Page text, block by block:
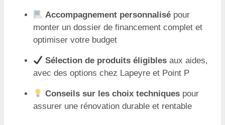
Accompagnement personnalisé pour
monter un dossier de financement complet et
optimiser votre budget
Sélection de produits éligibles aux aides,
avec des options chez Lapeyre et Point P
Conseils sur les choix techniques pour
assurer une rénovation durable et rentable